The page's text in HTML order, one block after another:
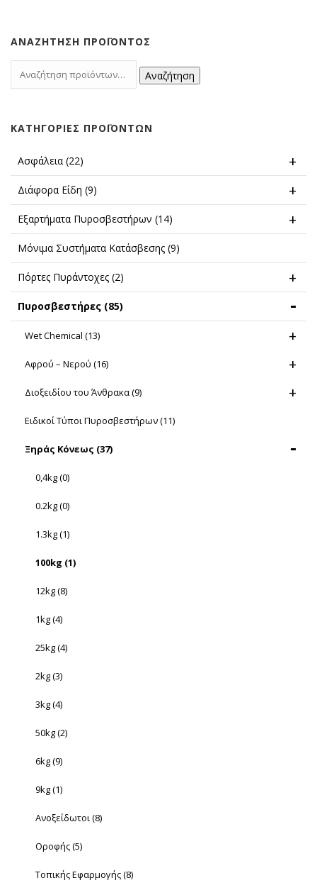
ΑΝΑΖΉΤΗΣΗ ΠΡΟΪΌΝΤΟΣ
Αναζήτηση
ΚΑΤΗΓΟΡΊΕΣ ΠΡΟΪΌΝΤΩΝ
Ασφάλεια (22)
Διάφορα Είδη (9)
Εξαρτήματα Πυροσβεστήρων (14)
Μόνιμα Συστήματα Κατάσβεσης (9)
Πόρτες Πυράντοχες (2)
Πυροσβεστήρες (85)
Wet Chemical (13)
Αφρού – Νερού (16)
Διοξειδίου του Άνθρακα(9)
Ειδικοί Τύποι Πυροσβεστήρων(11)
Ξηράς Κόνεως (37)
0,4kg(0)
0.2kg(0)
1.3kg(1)
100kg (1)
12kg(8)
1kg(4)
25kg(4)
2kg(3)
3kg(4)
50kg(2)
6kg(9)
9kg(1)
Ανοξείδωτοι(8)
Οροφής(5)
Τοπικής Εφαρμογής(8)